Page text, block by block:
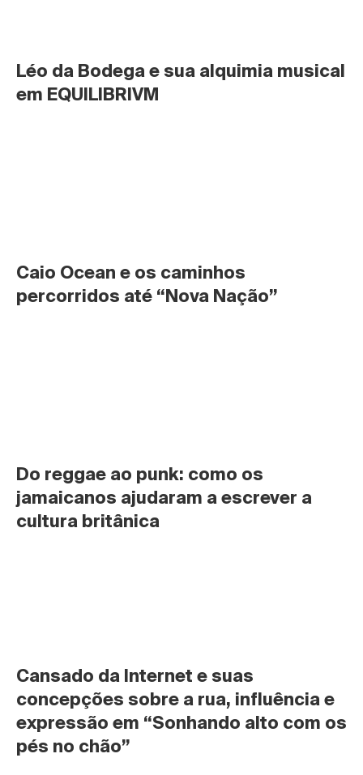
Léo da Bodega e sua alquimia musical
em EQUILIBRIVM
Caio Ocean e os caminhos
percorridos até “Nova Nação”
Do reggae ao punk: como os
jamaicanos ajudaram a escrever a
cultura britânica
Cansado da Internet e suas
concepções sobre a rua, influência e
expressão em “Sonhando alto com os
pés no chão”